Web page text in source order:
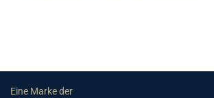
Eine Marke der